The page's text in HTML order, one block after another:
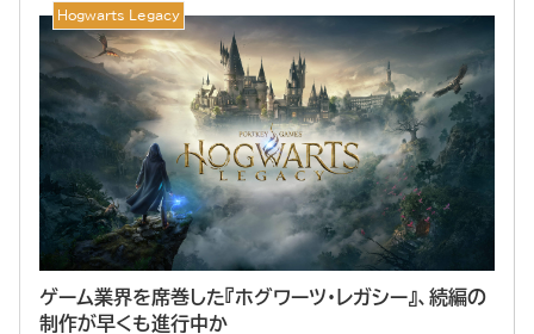
Hogwarts Legacy
ゲーム業界を席巻した『ホグワーツ・レガシー』、続編の
制作が早くも進行中か